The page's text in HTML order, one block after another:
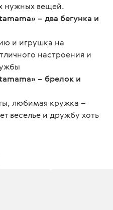
нужных вещей.
– два бегунка и
и игрушка на
настроения и
– брелок и
любимая кружка –
веселье и дружбу хоть